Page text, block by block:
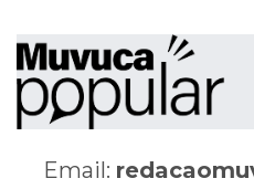
Email: